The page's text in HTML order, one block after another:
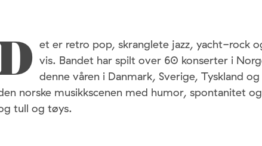
et er retro pop, skranglete jazz, yacht-rock
vis. Bandet har spilt over 60 konserter i
denne våren i Danmark, Sverige, Tyskland
norske musikkscenen med humor, spontanitet
tull og tøys.